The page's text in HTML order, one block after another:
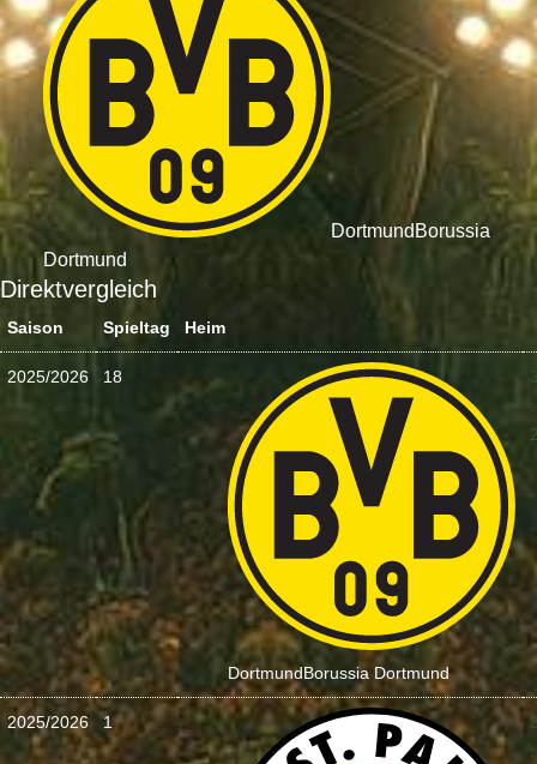
Dortmund Borussia
Dortmund
Direktvergleich
Saison Spieltag Heim
2025/2026 18
DortmundBorussia Dortmund
:
2025/2026 1
: